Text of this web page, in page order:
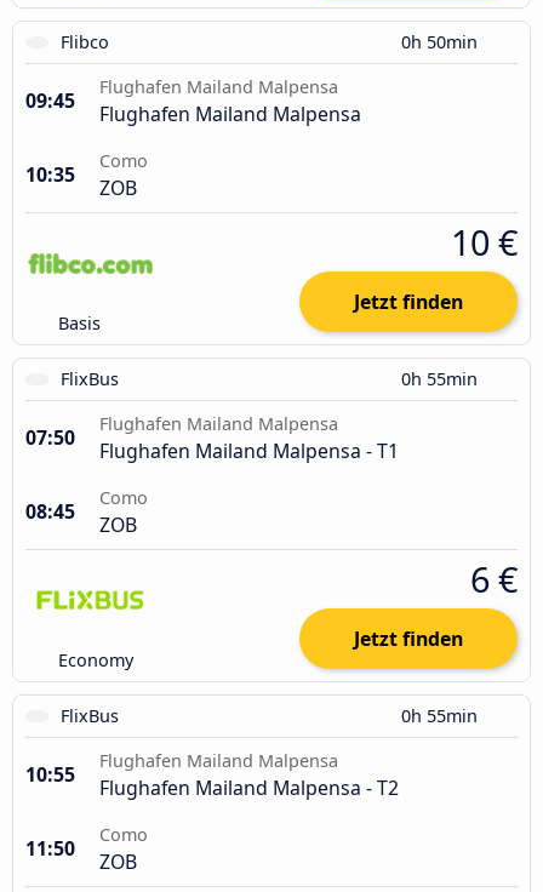
Flibco 0h 50min
09:45
Flughafen Mailand Malpensa
Flughafen Mailand Malpensa
10:35
Como
ZOB
Basis
10 €
Jetzt finden
FlixBus 0h 55min
07:50
Flughafen Mailand Malpensa
Flughafen Mailand Malpensa - T1
08:45
Como
ZOB
Economy
6 €
Jetzt finden
FlixBus 0h 55min
10:55
Flughafen Mailand Malpensa
Flughafen Mailand Malpensa - T2
11:50
Como
ZOB